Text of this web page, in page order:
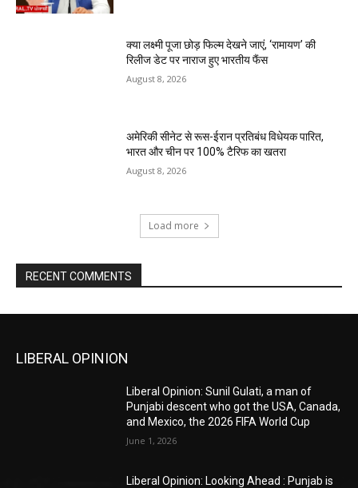
क्या लक्ष्मी पूजा छोड़ फिल्म देखने जाएं, ‘रामायण’ की
रिलीज डेट पर नाराज हुए भारतीय फैंस
August 8, 2026
अमेरिकी सीनेट से रूस-ईरान प्रतिबंध विधेयक पारित,
भारत और चीन पर 100% टैरिफ का खतरा
August 8, 2026
Load more
RECENT COMMENTS
LIBERAL OPINION
Liberal Opinion: Sunil Gulati, a man of
Punjabi descent who got the USA, Canada,
and Mexico, the 2026 FIFA World Cup
June 1, 2026
Liberal Opinion: Looking Ahead : Punjab is